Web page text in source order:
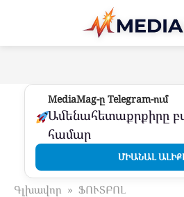
Перейти
контенту
MediaMag-ը Telegram-ում
Ամենահետաքրքիրը
համար
ՄԻԱՆԱԼ
Գլխավոր » ՖՈՒՏԲՈԼ